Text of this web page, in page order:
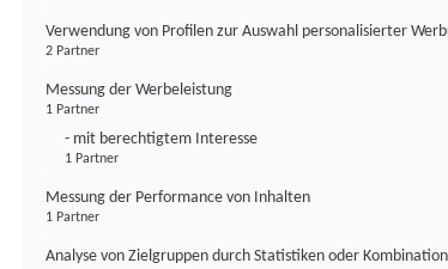
Verwendung von Profilen zur Auswahl personalisierter
2 Partner
Messung der Werbeleistung
1 Partner
- mit berechtigtem Interesse
1 Partner
Messung der Performance von Inhalten
1 Partner
Analyse von Zielgruppen durch Statistiken oder